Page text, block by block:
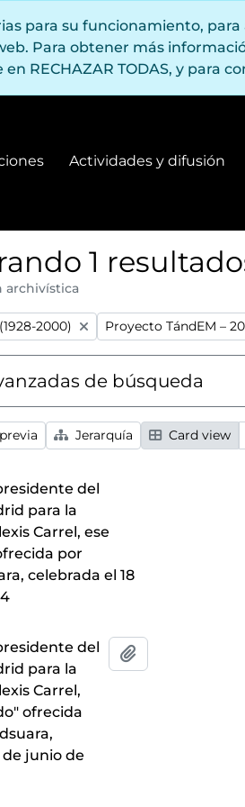
para su funcionamiento,
Para obtener más
RECHAZAR TODAS, y para
y colecciones
Actividades y difusión
Actividades
1
archivística
2000) Remove filter:
Proyecto TándEM –
de búsqueda
Jerarquía Card view
del
para la
Carrel, ese
por
celebrada el 18
del
para la
Carrel,
ofrecida
de junio de